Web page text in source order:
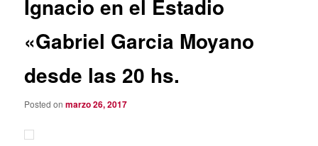
Ignacio en el Estadio
«Gabriel Garcia Moyano
desde las 20 hs.
Posted onmarzo 26, 2017